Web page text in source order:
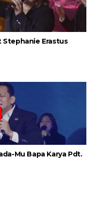
Stephanie Erastus
Mu Bapa Karya Pdt.